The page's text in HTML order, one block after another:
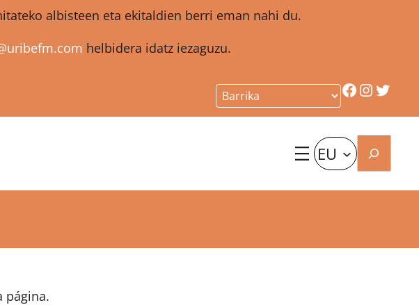
albisteen eta ekitaldien berri eman nahi du.
helbidera idatz iezaguzu.
Facebook
EU Bilatu
página.